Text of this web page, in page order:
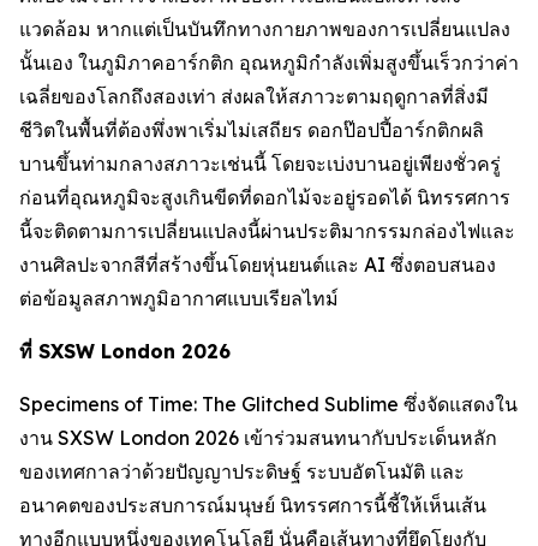
แวดล้อม หากแต่เป็นบันทึกทางกายภาพของการเปลี่ยนแปลง
นั้นเอง ในภูมิภาคอาร์กติก อุณหภูมิกำลังเพิ่มสูงขึ้นเร็วกว่าค่า
เฉลี่ยของโลกถึงสองเท่า ส่งผลให้สภาวะตามฤดูกาลที่สิ่งมี
ชีวิตในพื้นที่ต้องพึ่งพาเริ่มไม่เสถียร ดอกป๊อปปี้อาร์กติกผลิ
บานขึ้นท่ามกลางสภาวะเช่นนี้ โดยจะเบ่งบานอยู่เพียงชั่วครู่
ก่อนที่อุณหภูมิจะสูงเกินขีดที่ดอกไม้จะอยู่รอดได้ นิทรรศการ
นี้จะติดตามการเปลี่ยนแปลงนี้ผ่านประติมากรรมกล่องไฟและ
งานศิลปะจากสีที่สร้างขึ้นโดยหุ่นยนต์และ AI ซึ่งตอบสนอง
ต่อข้อมูลสภาพภูมิอากาศแบบเรียลไทม์
ที่ SXSW London 2026
Specimens of Time: The Glitched Sublime ซึ่งจัดแสดงใน
งาน SXSW London 2026 เข้าร่วมสนทนากับประเด็นหลัก
ของเทศกาลว่าด้วยปัญญาประดิษฐ์ ระบบอัตโนมัติ และ
อนาคตของประสบการณ์มนุษย์ นิทรรศการนี้ชี้ให้เห็นเส้น
ทางอีกแบบหนึ่งของเทคโนโลยี นั่นคือเส้นทางที่ยึดโยงกับ